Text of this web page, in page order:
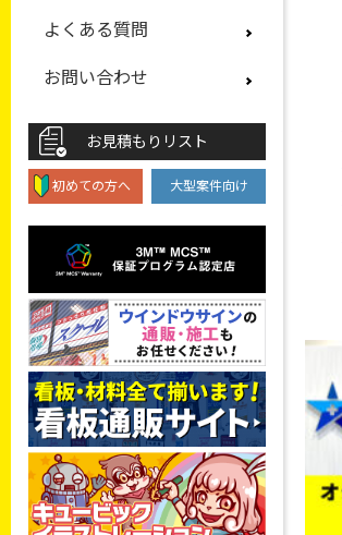
よくある質問
お問い合わせ
お見積もりリスト
初めての方へ 大型案件向け